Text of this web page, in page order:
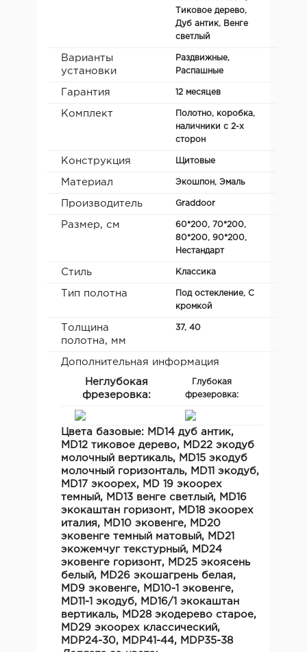
Тиковое дерево,
Дуб антик, Венге
светлый
Варианты
установки
Раздвижные,
Распашные
Гарантия 12 месяцев
Комплект
Полотно, коробка,
наличники с 2-х
сторон
Конструкция Щитовые
Материал Экошпон, Эмаль
Производитель Graddoor
Размер, см
60*200, 70*200,
80*200, 90*200,
Нестандарт
Стиль Классика
Тип полотна
Под остекление, С
кромкой
Толщина
полотна, мм
37, 40
Дополнительная информация
Неглубокая
фрезеровка:
Глубокая
фрезеровка:
Цвета базовые: MD14 дуб антик,
MD12 тиковое дерево, MD22 экодуб
молочный вертикаль, MD15 экодуб
молочный горизонталь, MD11 экодуб,
MD17 экоорех, MD 19 экоорех
темный, MD13 венге светлый, MD16
экокаштан горизонт, MD18 экоорех
италия, MD10 эковенге, MD20
эковенге темный матовый, MD21
экожемчуг текстурный, MD24
эковенге горизонт, MD25 экоясень
белый, MD26 экошагрень белая,
MD9 эковенге, MD10-1 эковенге,
MD11-1 экодуб, MD16/1 экокаштан
вертикаль, MD28 экодерево старое,
MD29 экоорех классический,
MDP24-30, MDP41-44, MDP35-38